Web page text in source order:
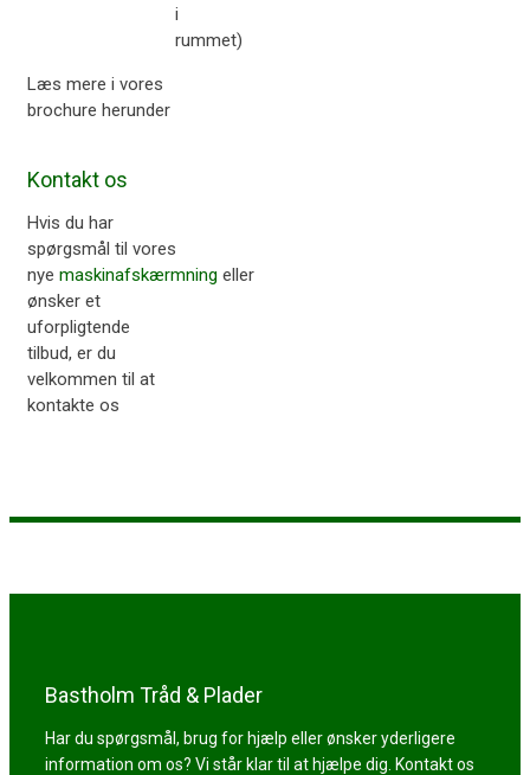
i
rummet)​
Læs mere i vores
brochure herunder​
Kontakt os
Hvis du har
spørgsmål til vores
nye maskinafskærmning eller
ønsker et
uforpligtende
tilbud, er du
velkommen til at
kontakte os
Bastholm Tråd & Plader
Har du spørgsmål, brug for hjælp eller ønsker yderligere
information om os? Vi står klar til at hjælpe dig. Kontakt os